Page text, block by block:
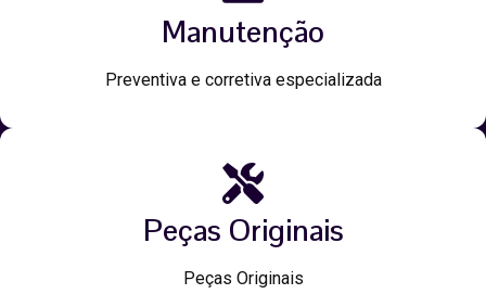
Manutenção
Preventiva e corretiva especializada
Peças Originais
Peças Originais